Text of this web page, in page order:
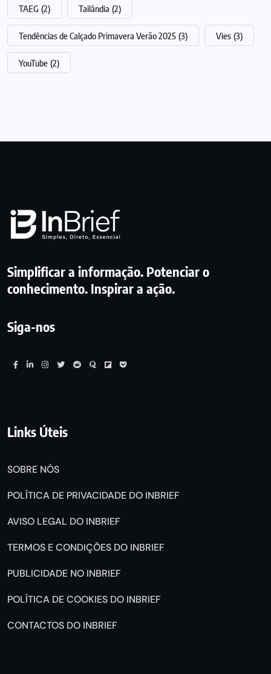
TAEG (2) Tailândia (2)
Tendências de Calçado Primavera Verão 2025 (3) Vies (3)
YouTube (2)
Simplificar a informação. Potenciar o
conhecimento. Inspirar a ação.
Siga-nos
Links Úteis
SOBRE NÓS
POLÍTICA DE PRIVACIDADE DO INBRIEF
AVISO LEGAL DO INBRIEF
TERMOS E CONDIÇÕES DO INBRIEF
PUBLICIDADE NO INBRIEF
POLÍTICA DE COOKIES DO INBRIEF
CONTACTOS DO INBRIEF